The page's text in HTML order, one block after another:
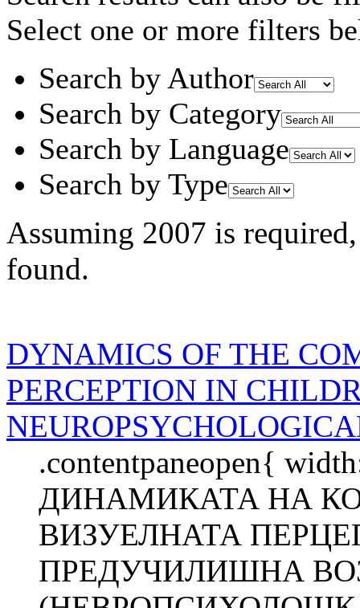
Select one or more filters
Search by Author
Search by Category
Search by Language
Search by Type
Assuming 2007 is required
found.
DYNAMICS OF THE
PERCEPTION IN
.contentpaneopen{
ДИНАМИКАТА НА
ВИЗУЕЛНАТА
ПРЕДУЧИЛИШНА